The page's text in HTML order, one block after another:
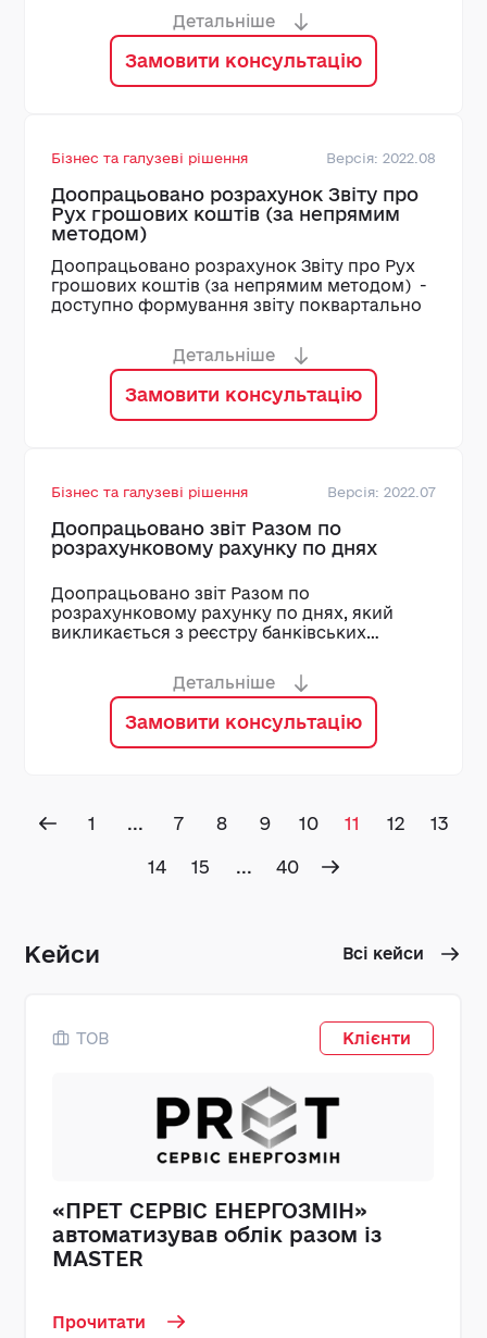
в першому рядку першого аркуша звіту
буде виведено найменування організації
(аналогічно найменуванню на титульному
листі звіту). Якщо відмітити чек-бокс Друк
валюти на аркушах, то в першому рядку
Замовити консультацію
Детальніше
Бізнес та галузеві рішення Версія: 2022.08
Доопрацьовано розрахунок Звіту про
Рух грошових коштів (за непрямим
методом)
Доопрацьовано розрахунок Звіту про Рух
грошових коштів (за непрямим методом) -
доступно формування звіту поквартально
Замовити консультацію
Детальніше
Бізнес та галузеві рішення Версія: 2022.07
Доопрацьовано звіт Разом по
розрахунковому рахунку по днях
Доопрацьовано звіт Разом по
розрахунковому рахунку по днях, який
викликається з реєстру банківських
заповнення початкового залишку за
даними оборотно-сальдової відомості на
Замовити консультацію
Детальніше
1 ... 7 8 9 10 11 12 13
14 15 ... 40
Кейси Всі кейси
ТОВ Клієнти
«ПРЕТ СЕРВІС ЕНЕРГОЗМІН»
автоматизував облік разом із
MASTER
Прочитати